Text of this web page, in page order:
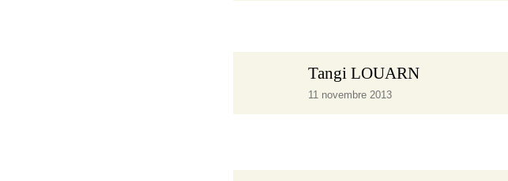
Tangi LOUARN
11 novembre 2013